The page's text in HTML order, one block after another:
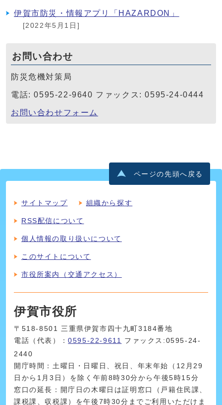
伊賀市防災・情報アプリ「HAZARDON」
[2022年5月1日]
お問い合わせ
防災危機対策局
電話: 0595-22-9640 ファックス: 0595-24-0444
お問い合わせフォーム
ページの先頭へ戻る
サイトマップ 組織から探す
RSS配信について
個人情報の取り扱いについて
このサイトについて
市役所案内（交通アクセス）
伊賀市役所
〒518-8501 三重県伊賀市四十九町3184番地
電話（代表）：0595-22-9611
ファックス:0595-24-
2440
開庁時間：土曜日・日曜日、祝日、年末年始（12月29
日から1月3日）を除く午前8時30分から午後5時15分
窓口の延長：開庁日の木曜日は証明窓口（戸籍住民課、
課税課、収税課）を午後7時30分までご利用いただけま